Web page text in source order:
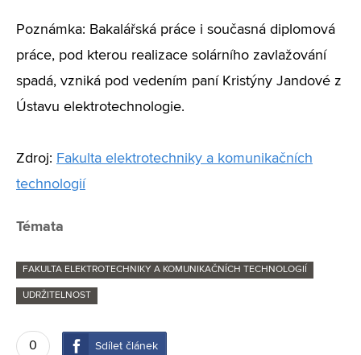
Poznámka: Bakalářská práce i současná diplomová
práce, pod kterou realizace solárního zavlažování
spadá, vzniká pod vedením paní Kristýny Jandové z
Ústavu elektrotechnologie.
Zdroj: Fakulta elektrotechniky a komunikačních
technologií
Témata
FAKULTA ELEKTROTECHNIKY A KOMUNIKAČNÍCH TECHNOLOGIÍ
UDRŽITELNOST
0 Sdílet článek